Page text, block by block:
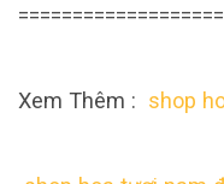
Xem Thêm : shop